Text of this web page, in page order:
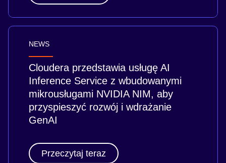
NEWS
Cloudera przedstawia usługę AI
Inference Service z wbudowanymi
mikrousługami NVIDIA NIM, aby
przyspieszyć rozwój i wdrażanie
GenAI
Przeczytaj teraz